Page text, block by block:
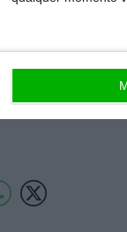
parentalidade
ao
contratos
a estar